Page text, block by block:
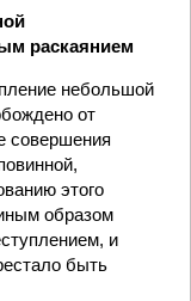
раскаянием
небольшой
от
совершения
этого
образом
и
быть